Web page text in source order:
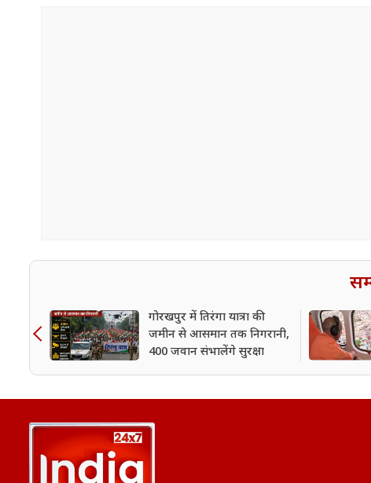
गोरखपुर में तिरंगा यात्रा की
जमीन से आसमान तक निगरानी,
400 जवान संभालेंगे सुरक्षा